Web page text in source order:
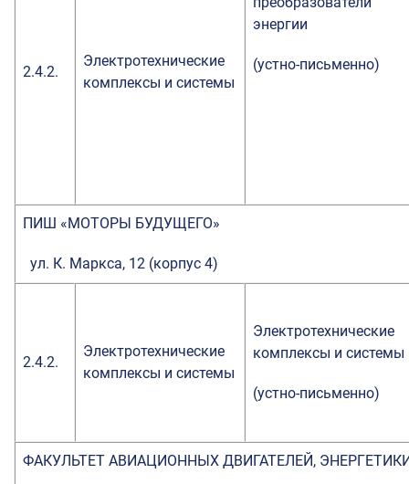
2.4.2.
Электротехнические
комплексы и системы
энергии
(устно-письменно)
ПИШ «МОТОРЫ БУДУЩЕГО»
ул. К. Маркса, 12 (корпус 4)
2.4.2.
Электротехнические
комплексы и системы
Электротехнические
комплексы и системы
(устно-письменно)
ФАКУЛЬТЕТ АВИАЦИОННЫХ ДВИГАТЕЛЕЙ,